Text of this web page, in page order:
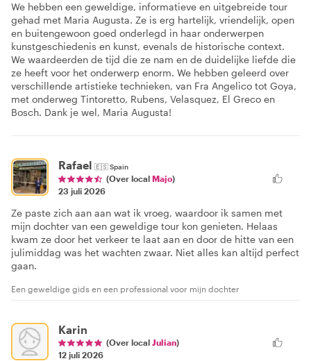
We hebben een geweldige, informatieve en uitgebreide tour
gehad met Maria Augusta. Ze is erg hartelijk, vriendelijk, open
en buitengewoon goed onderlegd in haar onderwerpen
kunstgeschiedenis en kunst, evenals de historische context.
We waardeerden de tijd die ze nam en de duidelijke liefde die
ze heeft voor het onderwerp enorm. We hebben geleerd over
verschillende artistieke technieken, van Fra Angelico tot Goya,
met onderweg Tintoretto, Rubens, Velasquez, El Greco en
Bosch. Dank je wel, Maria Augusta!
Rafael 🇪🇸Spain
(Over local Majo)
23 juli 2026
Ze paste zich aan aan wat ik vroeg, waardoor ik samen met
mijn dochter van een geweldige tour kon genieten. Helaas
kwam ze door het verkeer te laat aan en door de hitte van een
julimiddag was het wachten zwaar. Niet alles kan altijd perfect
gaan.
Een geweldige gids en een professional voor mijn dochter
Karin
(Over local Julian)
12 juli 2026